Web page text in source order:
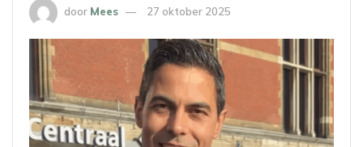
door Mees 27 oktober 2025